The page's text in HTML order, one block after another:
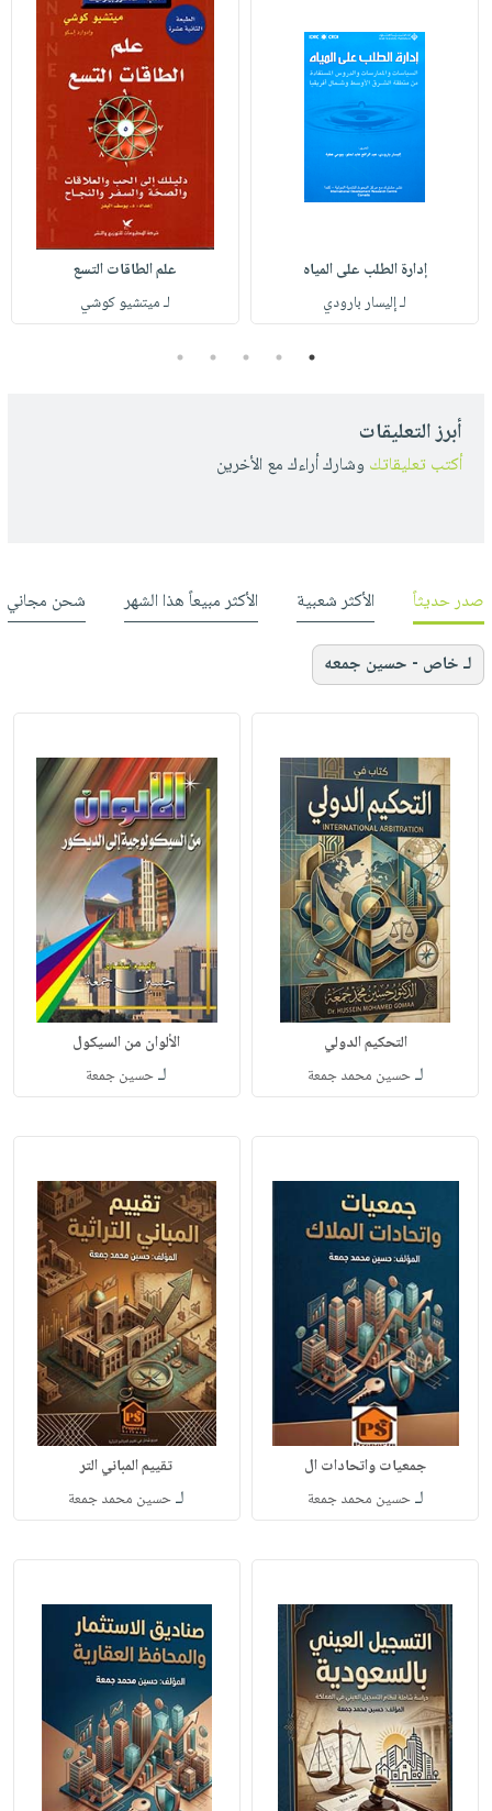
إدارة الطلب على المياه
لـ إليسار بارودي
علم الطاقات التسع
لـ ميتشيو كوشي
1
2
3
4
5
أبرز التعليقات
أكتب تعليقاتك وشارك أراءك مع الأخرين
صدر حديثاً الأكثر شعبية الأكثر مبيعاً هذا الشهر شحن مجاني
لـ خاص - حسين جمعه
التحكيم الدولي
لـحسين محمد جمعة
الألوان من السيكول
لـحسين جمعة
جمعيات واتحادات ال
لـحسين محمد جمعة
تقييم المباني التر
لـحسين محمد جمعة